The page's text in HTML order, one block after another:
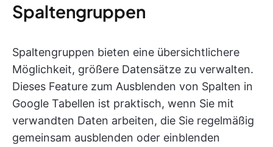
Spaltengruppen
Spaltengruppen bieten eine übersichtlichere
Möglichkeit, größere Datensätze zu verwalten.
Dieses Feature zum Ausblenden von Spalten in
Google Tabellen ist praktisch, wenn Sie mit
verwandten Daten arbeiten, die Sie regelmäßig
gemeinsam ausblenden oder einblenden